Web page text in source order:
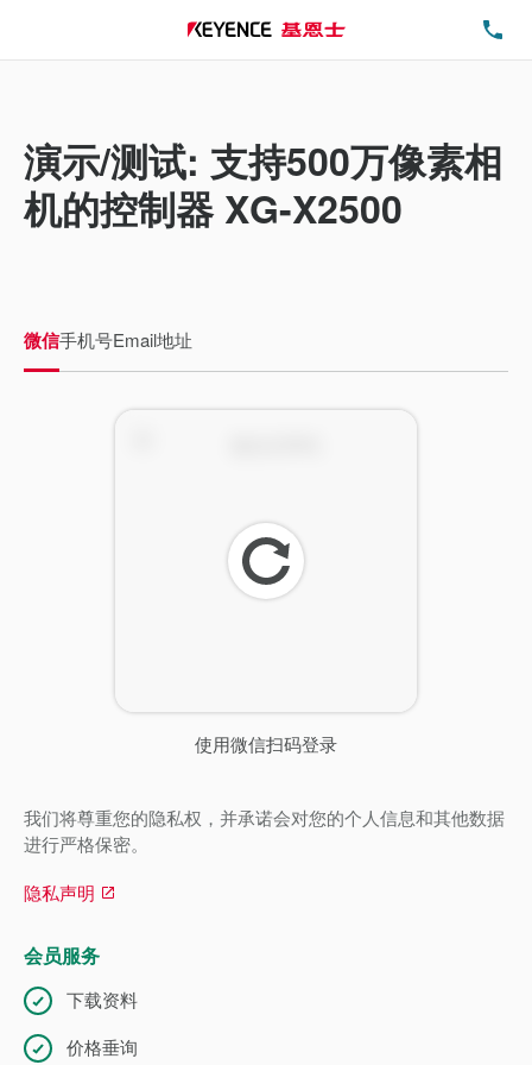
演示/测试: 支持500万像素相
机的控制器 XG-X2500
微信手机号Email地址
使用微信扫码登录
刷
新
我们将尊重您的隐私权，并承诺会对您的个人信息和其他数据
进行严格保密。
隐私声明
会员服务
下载资料
价格垂询